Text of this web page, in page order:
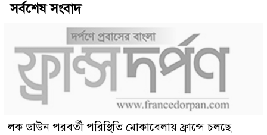
সর্বশেষ সংবাদ
লক ডাউন পরবর্তী পরিস্থিতি মোকাবেলায় ফ্রান্সে চলছে